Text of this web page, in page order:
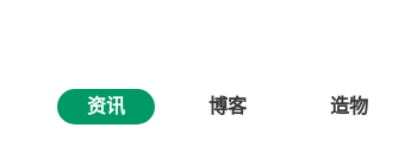
资讯 博客 造物